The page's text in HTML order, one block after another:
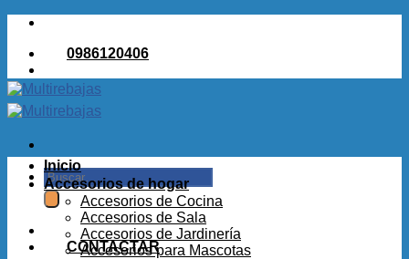
Saltar
contenido0986120406
Buscar
por:
CONTACTAR
Inicio
Accesorios de hogar
Accesorios de Cocina
Accesorios de Sala
Accesorios de Jardinería
Accesorios para Mascotas